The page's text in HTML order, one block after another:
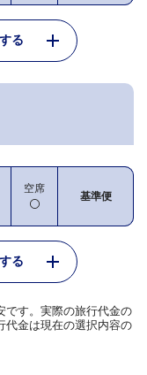
る
空席
基準便
る
です。実際の旅行代金の
代金は現在の選択内容の